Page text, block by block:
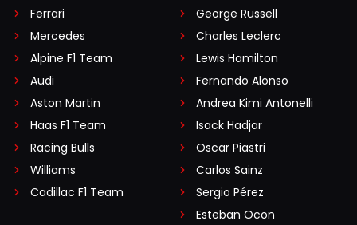
Ferrari
Mercedes
Alpine F1 Team
Audi
Aston Martin
Haas F1 Team
Racing Bulls
Williams
Cadillac F1 Team
George Russell
Charles Leclerc
Lewis Hamilton
Fernando Alonso
Andrea Kimi Antonelli
Isack Hadjar
Oscar Piastri
Carlos Sainz
Sergio Pérez
Esteban Ocon